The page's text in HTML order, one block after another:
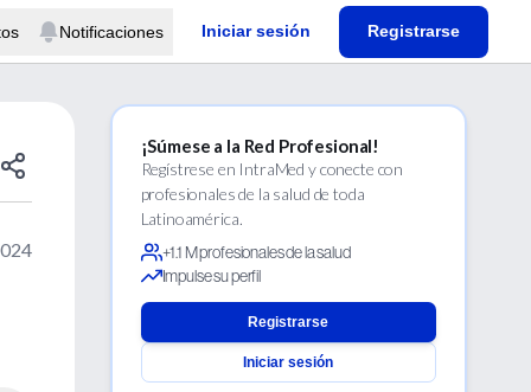
Notificaciones Iniciar sesión Registrarse
¡Súmese a la Red Profesional!
Regístrese en IntraMed y conecte con
profesionales de la salud de toda
Latinoamérica.
+1.1 M profesionales de la salud
Impulse su perfil
Registrarse
Iniciar sesión